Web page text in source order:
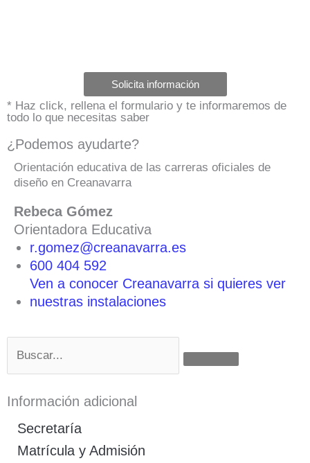
Solicita información
* Haz click, rellena el formulario y te informaremos de
todo lo que necesitas saber
¿Podemos ayudarte?
Orientación educativa de las carreras oficiales de
diseño en Creanavarra
Rebeca Gómez
Orientadora Educativa
r.gomez@creanavarra.es
600 404 592
Ven a conocer Creanavarra si quieres ver
nuestras instalaciones
Información adicional
Secretaría
Matrícula y Admisión